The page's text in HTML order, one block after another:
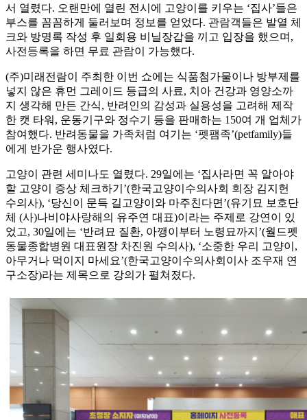
서 열렸다. 오랜만에 열린 전시에 고양이를 키우는 ‘집사’들은
부스를 꼼꼼하게 둘러보며 정보를 얻었다. 관람객들은 발열 체
크와 방명록 작성 후 일회용 비닐장갑을 끼고 입장을 했으며,
사전등록을 하면 무료 관람이 가능했다.
(주)미래전람이 주최한 이번 쇼에는 식품첨가물이나 방부제를
넣지 않은 휴먼 그레이드 등급의 사료, 치아 건강과 영양소까
지 생각해 만든 간식, 반려인의 감성과 실용성을 고려해 제작
한 캣 타워, 운동기구와 정수기 등을 판매하는 150여 개 업체가
참여했다. 반려동물을 가족처럼 여기는 ‘펫팸족’(petfamily)들
에게 반가운 행사였다.
고양이 관련 세미나도 열렸다. 29일에는 ‘집사라면 꼭 알아야
할 고양이 증상 체크하기’(한국고양이수의사회 회장 김지헌
수의사), ‘당신이 문득 길고양이와 마주친다면’(유기묘 보호단
체 (사)나비야사랑해의 유주연 대표)이라는 주제로 강연이 있
었고, 30일에는 ‘반려묘 질환, 아깽이부터 노령묘까지’(월드펫
동물종합병원 대표원장 차진원 수의사), ‘소중한 우리 고양이,
아무거나 먹이지 마세요’(한국고양이수의사회이사 조우재 연
구소장)라는 제목으로 강의가 펼쳐졌다.